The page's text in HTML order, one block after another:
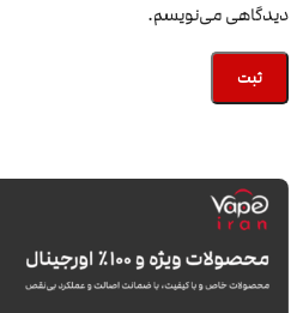
دیدگاهی می‌نویسم.